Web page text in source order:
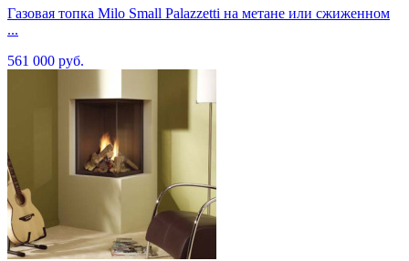
Газовая топка Milo Small Palazzetti на метане или сжиженном
...
561 000 руб.